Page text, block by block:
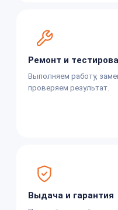
Ремонт и
Выполняем работу,
проверяем результат.
Выдача и гарантия